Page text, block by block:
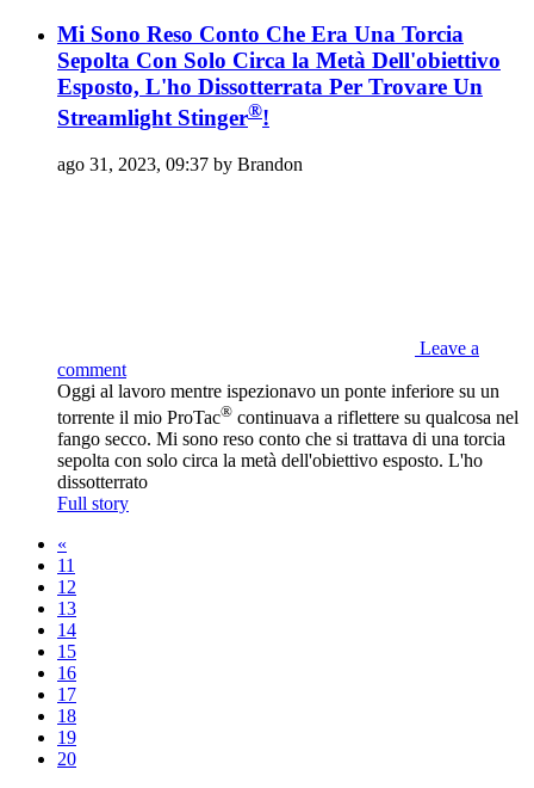
Mi Sono Reso Conto Che Era Una Torcia
Sepolta Con Solo Circa la Metà Dell'obiettivo
Esposto, L'ho Dissotterrata Per Trovare Un
Streamlight Stinger®!
ago 31, 2023, 09:37 by Brandon
Leave a
comment
Oggi al lavoro mentre ispezionavo un ponte inferiore su un
torrente il mio ProTac® continuava a riflettere su qualcosa nel
fango secco. Mi sono reso conto che si trattava di una torcia
sepolta con solo circa la metà dell'obiettivo esposto. L'ho
dissotterrato
Full story
«
11
12
13
14
15
16
17
18
19
20